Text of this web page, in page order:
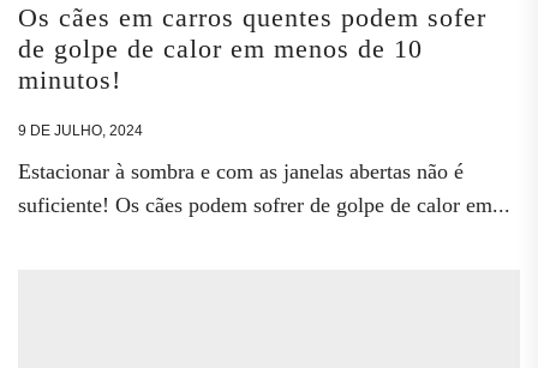
Os cães em carros quentes podem sofer
de golpe de calor em menos de 10
minutos!
9 DE JULHO, 2024
Estacionar à sombra e com as janelas abertas não é
suficiente! Os cães podem sofrer de golpe de calor em...